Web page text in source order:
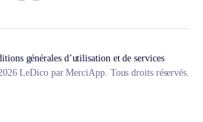
générales d’utilisation et de services
LeDico par MerciApp. Tous droits réservés.